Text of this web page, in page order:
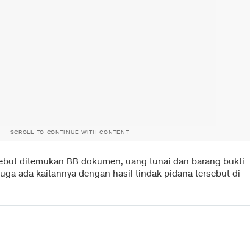
SCROLL TO CONTINUE WITH CONTENT
ditemukan BB dokumen, uang tunai dan barang bukti
ada kaitannya dengan hasil tindak pidana tersebut di